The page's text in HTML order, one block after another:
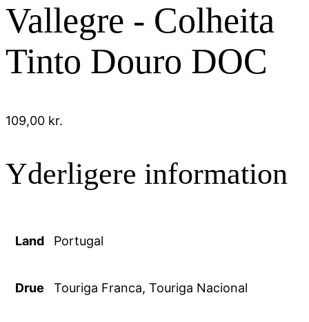
Vallegre - Colheita
Tinto Douro DOC
109,00 kr.
Yderligere information
Land Portugal
Drue Touriga Franca, Touriga Nacional